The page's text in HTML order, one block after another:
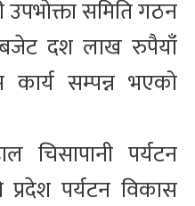
उपभोक्ता समिति गठन
दश लाख रुपैयाँ
कार्य सम्पन्न भएको
चिसापानी पर्यटन
पर्यटन विकास